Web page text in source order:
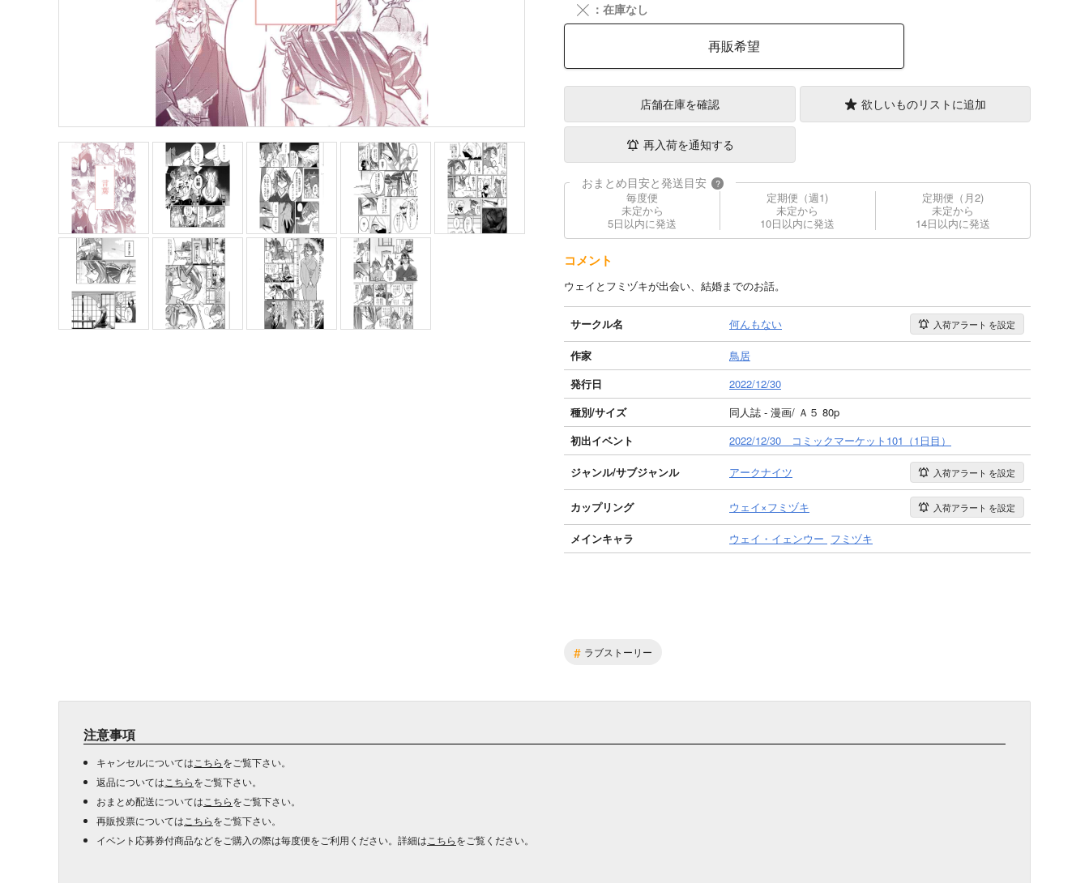
╳ ：在庫なし
再販希望
店舗在庫を確認 欲しいものリストに追加
再入荷を通知する
おまとめ目安と発送目安 ?
毎度便
未定から
5日以内に発送
定期便（週1)
未定から
10日以内に発送
定期便（月2)
未定から
14日以内に発送
コメント
ウェイとフミヅキが出会い、結婚までのお話。
サークル名 何んもない 入荷アラート を設定
作家
鳥居
発行日
2022/12/30
種別/サイズ
同人誌 - 漫画/ Ａ５ 80p
初出イベント
2022/12/30 コミックマーケット101（1日目）
ジャンル/サブジャンル アークナイツ 入荷アラート を設定
カップリング ウェイ×フミヅキ 入荷アラート を設定
メインキャラ ウェイ・イェンウー フミヅキ
# ラブストーリー
注意事項
キャンセルについては こちらをご覧下さい。
返品については こちらをご覧下さい。
おまとめ配送については こちらをご覧下さい。
再販投票については こちらをご覧下さい。
イベント応募券付商品などをご購入の際は毎度便をご利用ください。詳細は こちらをご覧ください。